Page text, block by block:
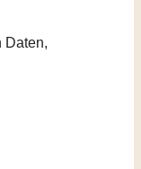
Daten,